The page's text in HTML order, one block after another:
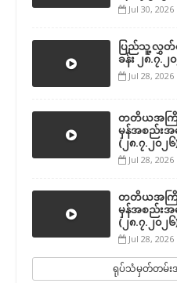
Jul 30, 2026
ပြည်သူ့လွှတ်တ
ခန်း ၂၈.၇.၂
Jul 28, 2026
တတိယအကြိ
မှန်အစည်းအ
(၂၈.၇.၂၀၂
Jul 28, 2026
တတိယအကြိ
မှန်အစည်းအ
(၂၈.၇.၂၀၂၆
Jul 28, 2026
ရုပ်သံမှတ်တမ်း